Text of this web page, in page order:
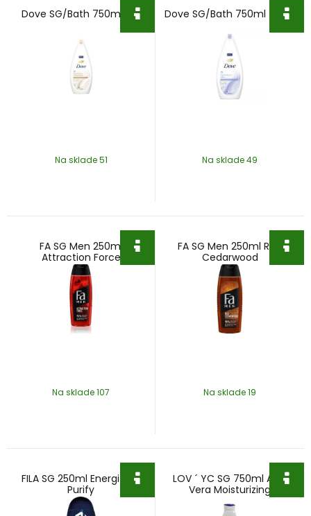
Dove SG/Bath 750ml Silk
Na sklade 51
Dove SG/Bath 750ml Talco
Na sklade 49
FA SG Men 250ml
Attraction Force
Na sklade 107
FA SG Men 250ml Red
Cedarwood
Na sklade 19
FILA SG 250ml Energize &
Purify
LOV ´ YC SG 750ml Aloe
Vera Moisturizing